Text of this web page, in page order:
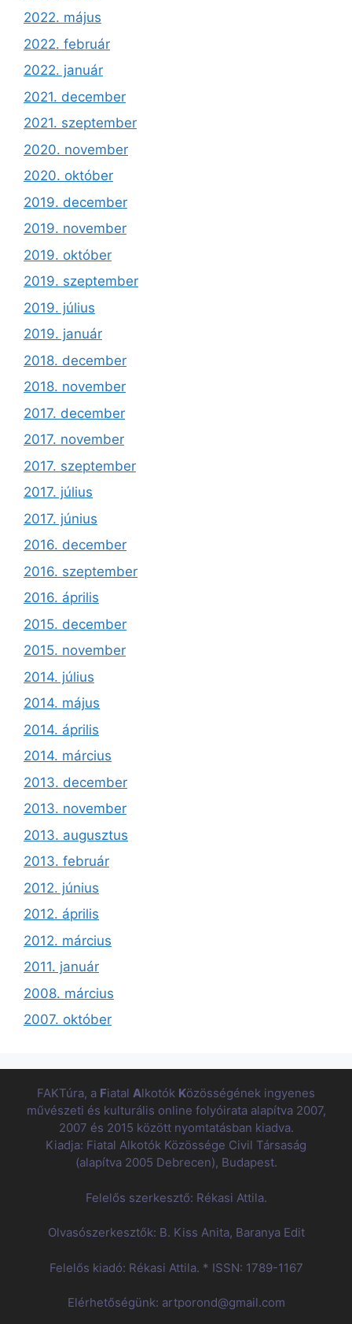
2022. május
2022. február
2022. január
2021. december
2021. szeptember
2020. november
2020. október
2019. december
2019. november
2019. október
2019. szeptember
2019. július
2019. január
2018. december
2018. november
2017. december
2017. november
2017. szeptember
2017. július
2017. június
2016. december
2016. szeptember
2016. április
2015. december
2015. november
2014. július
2014. május
2014. április
2014. március
2013. december
2013. november
2013. augusztus
2013. február
2012. június
2012. április
2012. március
2011. január
2008. március
2007. október
FAKTúra, a Fiatal Alkotók Közösségének ingyenes
művészeti és kulturális online folyóirata alapítva 2007,
2007 és 2015 között nyomtatásban kiadva.
Kiadja: Fiatal Alkotók Közössége Civil Társaság
(alapítva 2005 Debrecen), Budapest.
Felelős szerkesztő: Rékasi Attila.
Olvasószerkesztők: B. Kiss Anita, Baranya Edit
Felelős kiadó: Rékasi Attila. * ISSN: 1789-1167
Elérhetőségünk: artporond@gmail.com